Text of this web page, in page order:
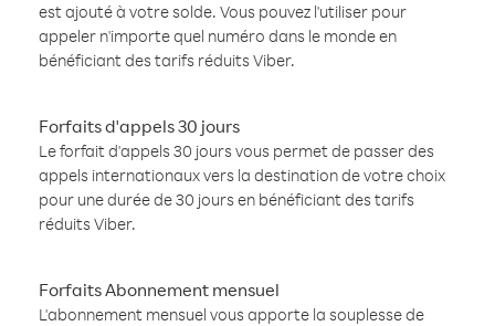
est ajouté à votre solde. Vous pouvez l'utiliser pour
appeler n'importe quel numéro dans le monde en
bénéficiant des tarifs réduits Viber.
Forfaits d'appels 30 jours
Le forfait d'appels 30 jours vous permet de passer des
appels internationaux vers la destination de votre choix
pour une durée de 30 jours en bénéficiant des tarifs
réduits Viber.
Forfaits Abonnement mensuel
L'abonnement mensuel vous apporte la souplesse de